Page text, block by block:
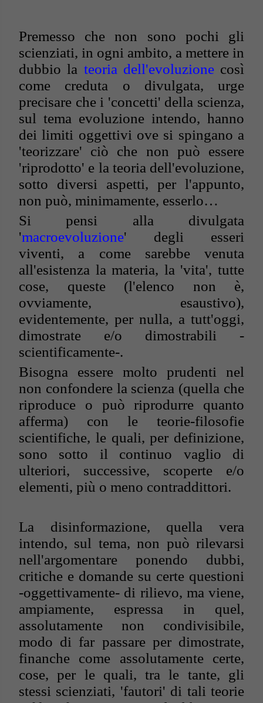
Premesso che non sono pochi gli
scienziati, in ogni ambito, a mettere in
dubbio la teoria dell'evoluzionecosì
come creduta o divulgata, urge
precisare che i 'concetti' della scienza,
sul tema evoluzione intendo, hanno
dei limiti oggettivi ove si spingano a
'teorizzare' ciò che non può essere
'riprodotto' e la teoria dell'evoluzione,
sotto diversi aspetti, per l'appunto,
non può, minimamente, esserlo…
Si pensi alla divulgata
'macroevoluzione' degli esseri
viventi, a come sarebbe venuta
all'esistenza la materia, la 'vita', tutte
cose, queste (l'elenco non è,
ovviamente, esaustivo),
evidentemente, per nulla, a tutt'oggi,
dimostrate e/o dimostrabili -
scientificamente-.
Bisogna essere molto prudenti nel
non confondere la scienza (quella che
riproduce o può riprodurre quanto
afferma) con le teorie-filosofie
scientifiche, le quali, per definizione,
sono sotto il continuo vaglio di
ulteriori, successive, scoperte e/o
elementi, più o meno contraddittori.
La disinformazione, quella vera
intendo, sul tema, non può rilevarsi
nell'argomentare ponendo dubbi,
critiche e domande su certe questioni
-oggettivamente- di rilievo, ma viene,
ampiamente, espressa in quel,
assolutamente non condivisibile,
modo di far passare per dimostrate,
finanche come assolutamente certe,
cose, per le quali, tra le tante, gli
stessi scienziati, 'fautori' di tali teorie